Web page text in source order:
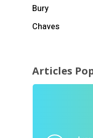
Bury
Chaves
Articles